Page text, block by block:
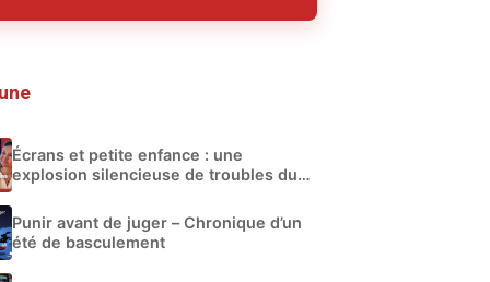
Écrans et petite enfance : une
explosion silencieuse de troubles du
Punir avant de juger – Chronique d’un
été de basculement